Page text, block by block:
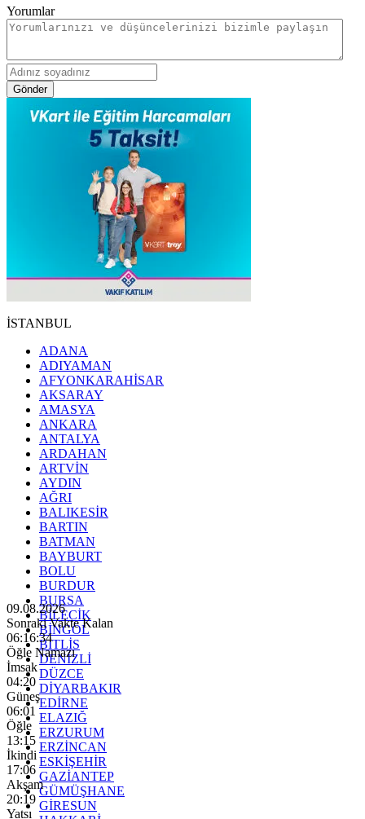
Yorumlar
Gönder
İSTANBUL
ADANA
ADIYAMAN
AFYONKARAHİSAR
AKSARAY
AMASYA
ANKARA
ANTALYA
ARDAHAN
ARTVİN
AYDIN
AĞRI
BALIKESİR
BARTIN
BATMAN
BAYBURT
BOLU
BURDUR
BURSA
BİLECİK
BİNGÖL
BİTLİS
DENİZLİ
DÜZCE
DİYARBAKIR
EDİRNE
ELAZIĞ
ERZURUM
ERZİNCAN
ESKİŞEHİR
GAZİANTEP
GÜMÜŞHANE
GİRESUN
09.08.2026
Sonraki Vakte Kalan
06:16:33
Öğle Namazı
İmsak
04:20
Güneş
06:01
Öğle
13:15
İkindi
17:06
Akşam
20:19
Yatsı